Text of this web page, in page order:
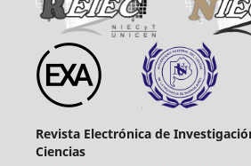
Revista Electrónica de
Ciencias